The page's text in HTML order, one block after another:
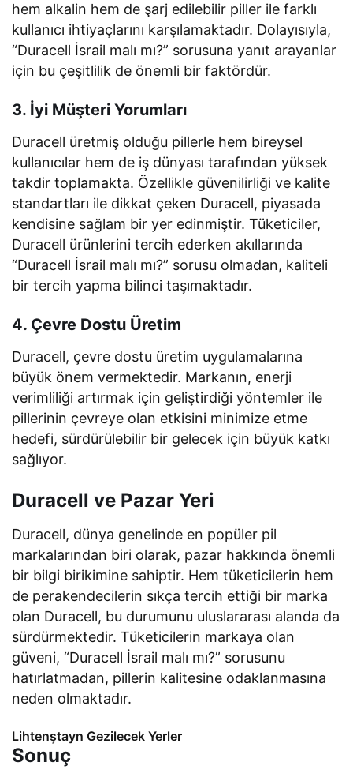
hem alkalin hem de şarj edilebilir piller ile farklı
kullanıcı ihtiyaçlarını karşılamaktadır. Dolayısıyla,
“Duracell İsrail malı mı?” sorusuna yanıt arayanlar
için bu çeşitlilik de önemli bir faktördür.
3. İyi Müşteri Yorumları
Duracell üretmiş olduğu pillerle hem bireysel
kullanıcılar hem de iş dünyası tarafından yüksek
takdir toplamakta. Özellikle güvenilirliği ve kalite
standartları ile dikkat çeken Duracell, piyasada
kendisine sağlam bir yer edinmiştir. Tüketiciler,
Duracell ürünlerini tercih ederken akıllarında
“Duracell İsrail malı mı?” sorusu olmadan, kaliteli
bir tercih yapma bilinci taşımaktadır.
4. Çevre Dostu Üretim
Duracell, çevre dostu üretim uygulamalarına
büyük önem vermektedir. Markanın, enerji
verimliliği artırmak için geliştirdiği yöntemler ile
pillerinin çevreye olan etkisini minimize etme
hedefi, sürdürülebilir bir gelecek için büyük katkı
sağlıyor.
Duracell ve Pazar Yeri
Duracell, dünya genelinde en popüler pil
markalarından biri olarak, pazar hakkında önemli
bir bilgi birikimine sahiptir. Hem tüketicilerin hem
de perakendecilerin sıkça tercih ettiği bir marka
olan Duracell, bu durumunu uluslararası alanda da
sürdürmektedir. Tüketicilerin markaya olan
güveni, “Duracell İsrail malı mı?” sorusunu
hatırlatmadan, pillerin kalitesine odaklanmasına
neden olmaktadır.
Lihtenştayn Gezilecek Yerler
Sonuç